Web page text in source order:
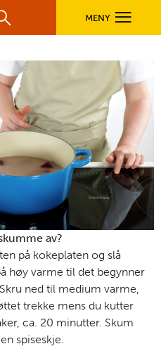
Søk MENY
på kokeplaten og slå
høy varme til det begynner
ned til medium varme
trekke mens du kutter
ca. 20 minutter. Skum
spiseskje.
av?